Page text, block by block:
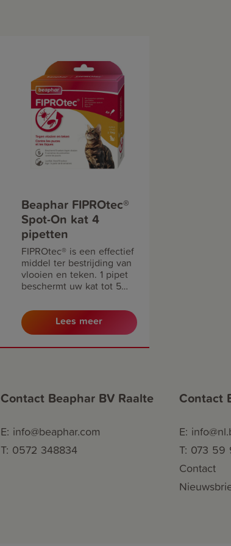
Beaphar FIPROtec®
Spot-On kat 4
pipetten
FIPROtec® is een effectief
middel ter bestrijding van
vlooien en teken. 1 pipet
beschermt uw kat tot 5
doodt aanwezige teken.
Geschikt voor katten vanaf
8 weken en een gewicht
vanaf 1kg
Lees meer
Contact Beaphar BV Raalte
E: info@beaphar.com
T: 0572 348834
Contact
E:
T: 073
Contact